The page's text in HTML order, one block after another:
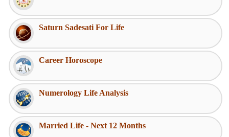
Saturn Sadesati For Life
Career Horoscope
Numerology Life Analysis
Married Life - Next 12 Months